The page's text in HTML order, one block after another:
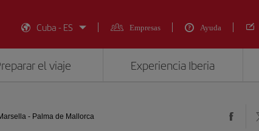
Cuba - ES
Empresas Ayuda
el viaje Experiencia Iberia
- Palma de Mallorca